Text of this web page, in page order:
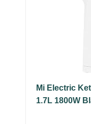
Mi Electric
1.7L 1800W